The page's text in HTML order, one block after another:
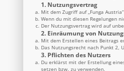
1. Nutzungsvertrag
Mit dem Zugriff auf „Funga
Wenn du mit diesen Regelungen
Der Nutzungsvertrag wird auf
2. Einräumung von
Mit dem Erstellen eines Beitrags
Das Nutzungsrecht nach Punkt 2,
3. Pflichten des Nutzers
Du erklärst mit der Erstellung
setzen bzw. zu verwenden.